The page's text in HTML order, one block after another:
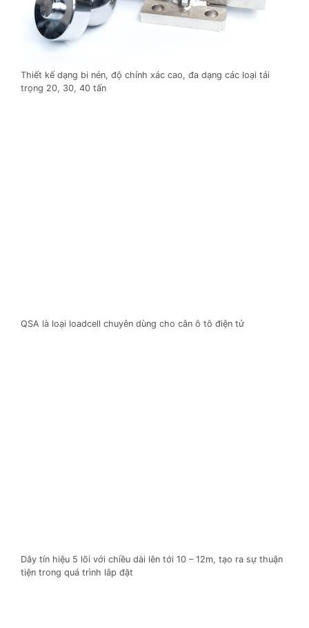
Thiết kế dạng bi nén, độ chính xác cao, đa dạng các loại tải
trọng 20, 30, 40 tấn
QSA là loại loadcell chuyên dùng cho cân ô tô điện tử
Dây tín hiệu 5 lõi với chiều dài lên tới 10 – 12m, tạo ra sự thuận
tiện trong quá trình lắp đặt